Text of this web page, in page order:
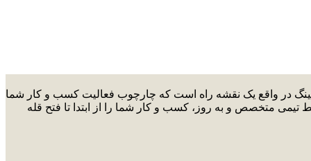
در واقع یک نقشه راه است که چارچوب فعالیت کسب و کار شما
تیمی متخصص و به روز، کسب و کار شما را از ابتدا تا فتح قله